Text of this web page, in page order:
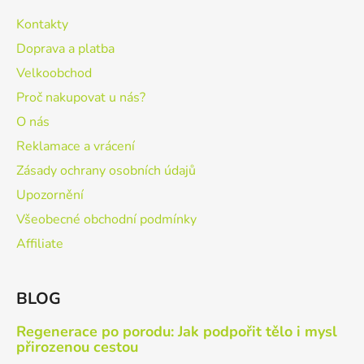
Kontakty
Doprava a platba
Velkoobchod
Proč nakupovat u nás?
O nás
Reklamace a vrácení
Zásady ochrany osobních údajů
Upozornění
Všeobecné obchodní podmínky
Affiliate
BLOG
Regenerace po porodu: Jak podpořit tělo i mysl
přirozenou cestou